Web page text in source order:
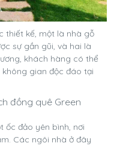
thiết kế, một là nhà gỗ
sự gần gũi, và hai là
khách hàng có thể
gian độc đáo tại
đồng quê Green
ốc đảo yên bình, nơi
Các ngôi nhà ở đây